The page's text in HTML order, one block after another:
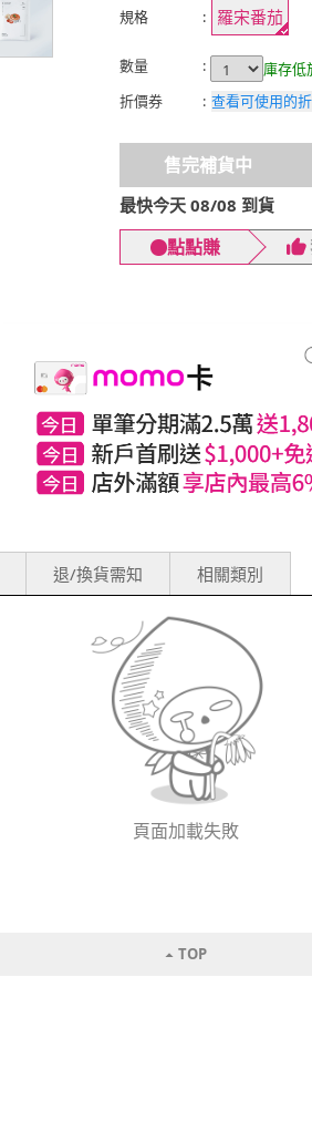
規格
: 羅宋番茄
數量 :
庫存低
折價券
: 查看可使用的
售完補貨中
最快今天 08/08 到貨
點點賺
退/換貨需知 相關類別
頁面加載失敗
TOP